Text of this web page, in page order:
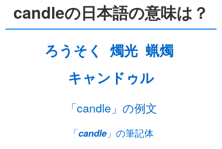
candleの日本語の意味は？
ろうそく 燭光 蝋燭
キャンドゥル
「candle」の例文
「candle」の筆記体